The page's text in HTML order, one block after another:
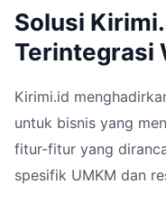
Solusi
Terintegrasi
Kirimi.id
untuk bisnis yang
fitur-fitur yang
spesifik UMKM dan